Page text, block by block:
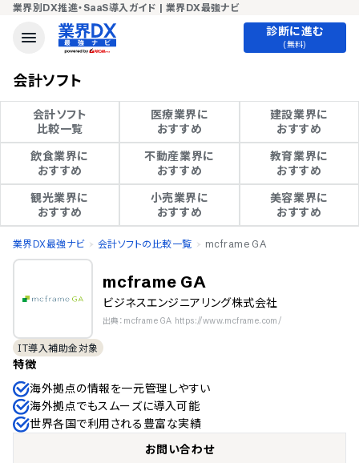
業界別DX推進・SaaS導入ガイド | 業界DX最強ナビ
診断に進む
(無料)
会計ソフト
会計ソフト
比較一覧
医療業界に
おすすめ
建設業界に
おすすめ
飲食業界に
おすすめ
不動産業界に
おすすめ
教育業界に
おすすめ
観光業界に
おすすめ
小売業界に
おすすめ
美容業界に
おすすめ
業界DX最強ナビ 会計ソフトの比較一覧 mcframe GA
mcframe GA
ビジネスエンジニアリング株式会社
出典：mcframe GA https://www.mcframe.com/
IT導入補助金対象
特徴
海外拠点の情報を一元管理しやすい
海外拠点でもスムーズに導入可能
世界各国で利用される豊富な実績
お問い合わせ